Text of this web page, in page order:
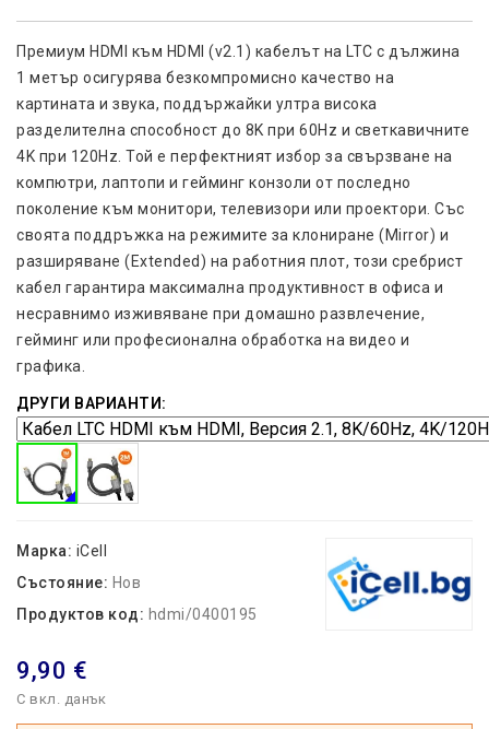
Премиум HDMI към HDMI (v2.1) кабелът на LTC с дължина
1 метър осигурява безкомпромисно качество на
картината и звука, поддържайки ултра висока
разделителна способност до 8K при 60Hz и светкавичните
4K при 120Hz. Той е перфектният избор за свързване на
компютри, лаптопи и гейминг конзоли от последно
поколение към монитори, телевизори или проектори. Със
своята поддръжка на режимите за клониране (Mirror) и
разширяване (Extended) на работния плот, този сребрист
кабел гарантира максимална продуктивност в офиса и
несравнимо изживяване при домашно развлечение,
гейминг или професионална обработка на видео и
графика.
ДРУГИ ВАРИАНТИ:
Марка: iCell
Състояние: Нов
Продуктов код: hdmi/0400195
9,90 €
С вкл. данък